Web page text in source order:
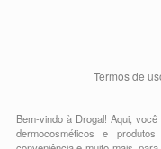
Termos de
Bem-vindo à Drogal! Aqui,
dermocosméticos e